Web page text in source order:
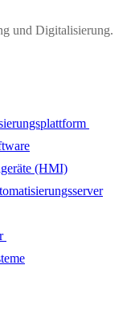
und Digitalisierung.
(HMI)